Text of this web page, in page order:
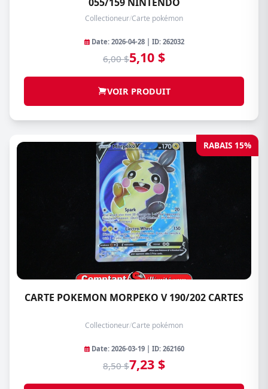
Collectioneur/Carte pokémon
Date: 2026-04-28 | ID: 262032
6,00 $5,10 $
VOIR PRODUIT
RABAIS 15%
CARTE POKEMON MORPEKO V 190/202 CARTES
Collectioneur/Carte pokémon
Date: 2026-03-19 | ID: 262160
8,50 $7,23 $